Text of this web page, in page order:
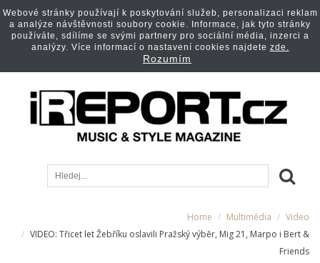
Home Multimédia
Video
VIDEO: Třicet let Žebříku oslavili Pražský výběr, Mig 21, Marpo i Bert &
Friends
Webové stránky používají k poskytování služeb, personalizaci reklam
a analýze návštěvnosti soubory cookie. Informace, jak tyto stránky
používáte, sdílíme se svými partnery pro sociální média, inzerci a
analýzy. Více informací o nastavení cookies najdete zde.
Rozumím